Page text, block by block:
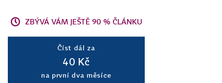
ZBÝVÁ VÁM JEŠTĚ 90 % ČLÁNKU
Číst dál za
40 Kč
na první dva měsíce